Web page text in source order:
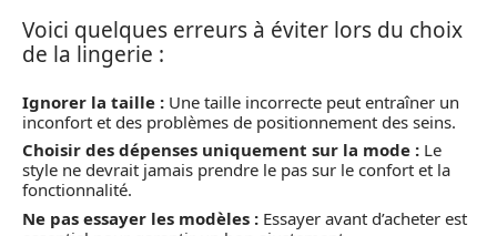
Voici quelques erreurs à éviter lors du choix
de la lingerie :
Ignorer la taille : Une taille incorrecte peut entraîner un
inconfort et des problèmes de positionnement des seins.
Choisir des dépenses uniquement sur la mode : Le
style ne devrait jamais prendre le pas sur le confort et la
fonctionnalité.
Ne pas essayer les modèles : Essayer avant d’acheter est